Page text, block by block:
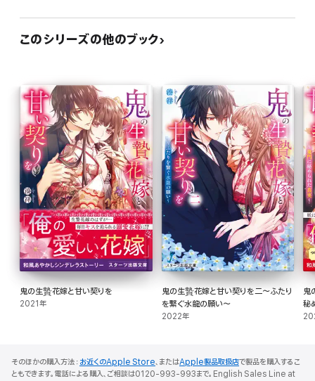
このシリーズの他のブック
鬼の生贄花嫁と甘い契りを
2021年
鬼の生贄花嫁と甘い契りを二～ふたり
を繋ぐ水龍の願い～
2022年
鬼
秘
そのほかの購入方法： お近くのApple Store、またはApple製品取扱店で製品を購入するこ
ともできます。電話による購入、ご相談は0120-993-993まで。English Sales Line at